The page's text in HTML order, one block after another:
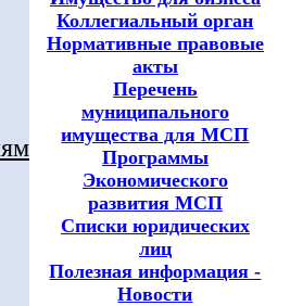
Коллегиальный орган
Нормативные правовые
акты
Перечень
муниципального
имущества для МСП
Программы
Экономического
развития МСП
Списки юридических
лиц
Полезная информация -
Новости